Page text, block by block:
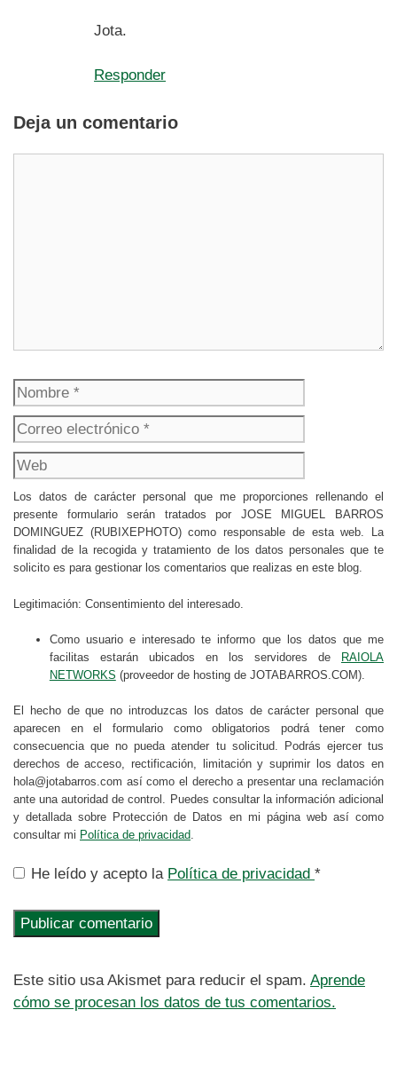
Jota.
Responder
Deja un comentario
Nombre
electrónico
Los datos de carácter personal que me proporciones rellenando el
presente formulario serán tratados por JOSE MIGUEL BARROS
DOMINGUEZ (RUBIXEPHOTO) como responsable de esta web. La
finalidad de la recogida y tratamiento de los datos personales que te
solicito es para gestionar los comentarios que realizas en este blog.
Legitimación: Consentimiento del interesado.
Como usuario e interesado te informo que los datos que me
facilitas estarán ubicados en los servidores de
RAIOLA
NETWORKS (proveedor de hosting de JOTABARROS.COM).
El hecho de que no introduzcas los datos de carácter personal que
aparecen en el formulario como obligatorios podrá tener como
consecuencia que no pueda atender tu solicitud. Podrás ejercer tus
derechos de acceso, rectificación, limitación y suprimir los datos en
hola@jotabarros.com así como el derecho a presentar una reclamación
ante una autoridad de control. Puedes consultar la información adicional
y detallada sobre Protección de Datos en mi página web así como
consultar mi Política de privacidad.
He leído y acepto la Política de privacidad *
Este sitio usa Akismet para reducir el spam. Aprende
cómo se procesan los datos de tus comentarios.